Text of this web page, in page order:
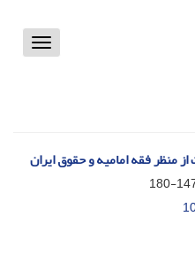
Toggle
منظر فقه امامیه و حقوق ایران
147-